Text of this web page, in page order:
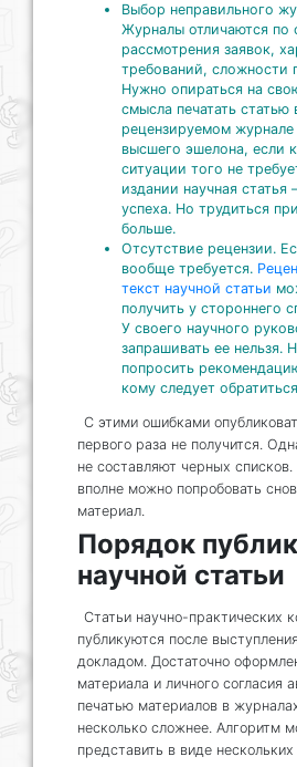
Выбор неправильного
Журналы отличаются по
рассмотрения заявок,
требований, сложности
Нужно опираться на
смысла печатать статью
рецензируемом
высшего эшелона, если
ситуации того не
издании научная
успеха. Но трудиться
больше.
Отсутствие рецензии.
вообще требуется.
текст научной статьи
получить у стороннего
У своего научного
запрашивать ее нельзя.
попросить
кому следует
С этими ошибками
первого раза не получится.
не составляют черных
вполне можно попробовать
материал.
Порядок
научной статьи
Статьи научно-практических
публикуются после
докладом. Достаточно
материала и личного согласия
печатью материалов в
несколько сложнее. Алгоритм
представить в виде нескольких